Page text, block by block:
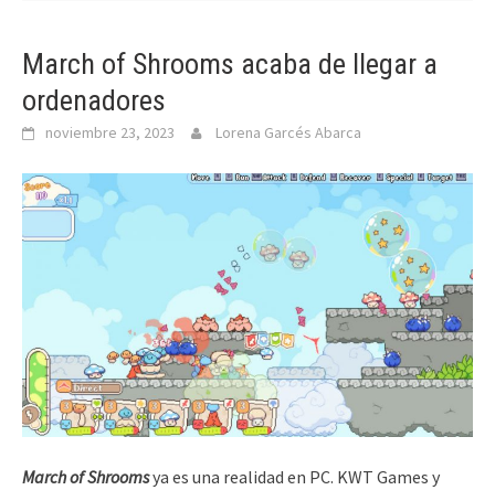
March of Shrooms acaba de llegar a
ordenadores
noviembre 23, 2023 Lorena Garcés Abarca
March of Shroomsya es una realidad en PC. KWT Games y